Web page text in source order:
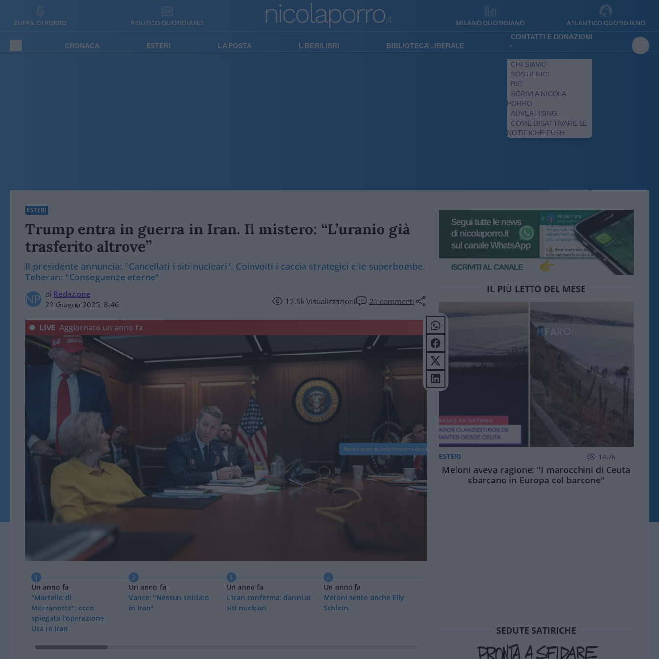
ZUPPA DI PORRO POLITICO QUOTIDIANO MILANO QUOTIDIANO ATLANTICO QUOTIDIANO
CRONACA ESTERI LA POSTA LIBERILIBRI BIBLIOTECA LIBERALE
CONTATTI E DONAZIONI
CHI SIAMO
SOSTIENICI
BIO
SCRIVI A NICOLA
PORRO
ADVERTISING
COME DISATTIVARE LE
NOTIFICHE PUSH
ESTERI
Trump entra in guerra in Iran. Il mistero: “L’uranio già
trasferito altrove”
Il presidente annuncia: "Cancellati i siti nucleari". Coinvolti i caccia strategici e le superbombe.
Teheran: "Conseguenze eterne"
di Redazione
22 Giugno 2025, 8:46
12.5kVisualizzazioni 21 commenti
LIVE Aggiornato un anno fa
1
un anno fa
"Martello di
Mezzanotte": ecco
spiegata l'operazione
Usa in Iran
2
un anno fa
Vance: "Nessun soldato
in Iran"
3
un anno fa
L'Iran conferma: danni ai
siti nucleari
4
un anno fa
Meloni sente anche Elly
Schlein
IL PIÙ LETTO DEL MESE
ESTERI 14.7k
Meloni aveva ragione: "I marocchini di Ceuta
sbarcano in Europa col barcone"
SEDUTE SATIRICHE